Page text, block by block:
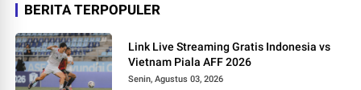
BERITA TERPOPULER
Link Live Streaming Gratis Indonesia vs
Vietnam Piala AFF 2026
Senin, Agustus 03, 2026